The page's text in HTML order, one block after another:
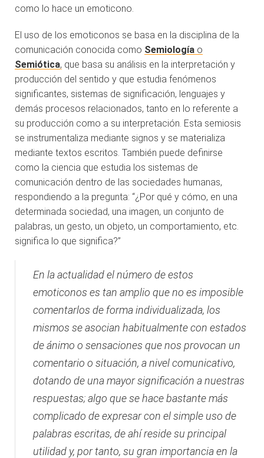
como lo hace un emoticono.
El uso de los emoticonos se basa en la disciplina de la
comunicación conocida como Semiología o
Semiótica, que basa su análisis en la interpretación y
producción del sentido y que estudia fenómenos
significantes, sistemas de significación, lenguajes y
demás procesos relacionados, tanto en lo referente a
su producción como a su interpretación. Esta semiosis
se instrumentaliza mediante signos y se materializa
mediante textos escritos. También puede definirse
como la ciencia que estudia los sistemas de
comunicación dentro de las sociedades humanas,
respondiendo a la pregunta: “¿Por qué y cómo, en una
determinada sociedad, una imagen, un conjunto de
palabras, un gesto, un objeto, un comportamiento, etc.
significa lo que significa?”
En la actualidad el número de estos
emoticonos es tan amplio que no es imposible
comentarlos de forma individualizada, los
mismos se asocian habitualmente con estados
de ánimo o sensaciones que nos provocan un
comentario o situación, a nivel comunicativo,
dotando de una mayor significación a nuestras
respuestas; algo que se hace bastante más
complicado de expresar con el simple uso de
palabras escritas, de ahí reside su principal
utilidad y, por tanto, su gran importancia en la